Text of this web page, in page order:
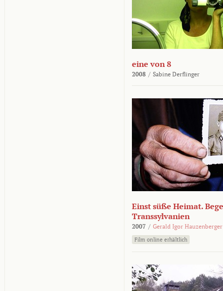
eine von 8
2008 / Sabine Derflinger
Einst süße Heimat.
Transsylvanien
2007 / Gerald Igor Hauzenberger
Film online erhältlich